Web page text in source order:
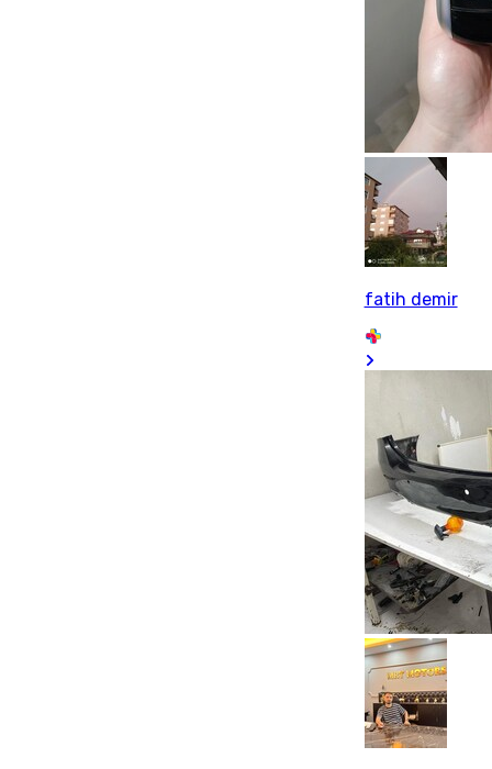
fatih demir